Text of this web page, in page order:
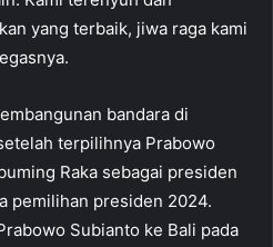
yang terbaik, jiwa raga kami
bandara di
terpilihnya Prabowo
Raka sebagai presiden
pemilihan presiden 2024.
Subianto ke Bali pada